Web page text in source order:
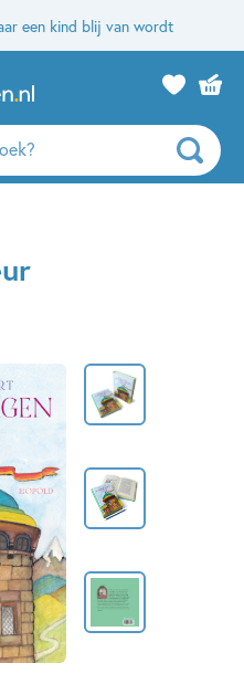
een kind blij van wordt